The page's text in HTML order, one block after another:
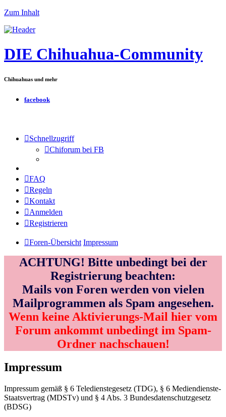
Zum Inhalt
DIE Chihuahua-Community
Chihuahuas und mehr
facebook
Schnellzugriff
Chiforum bei FB
FAQ
Regeln
Kontakt
Anmelden
Registrieren
Foren-Übersicht Impressum
ACHTUNG! Bitte unbedingt bei der
Registrierung beachten:
Mails von Foren werden von vielen
Mailprogrammen als Spam angesehen.
Wenn keine Aktivierungs-Mail hier vom
Forum ankommt unbedingt im Spam-
Ordner nachschauen!
Impressum
Impressum gemäß § 6 Teledienstegesetz (TDG), § 6 Mediendienste-
Staatsvertrag (MDSTv) und § 4 Abs. 3 Bundesdatenschutzgesetz
(BDSG)